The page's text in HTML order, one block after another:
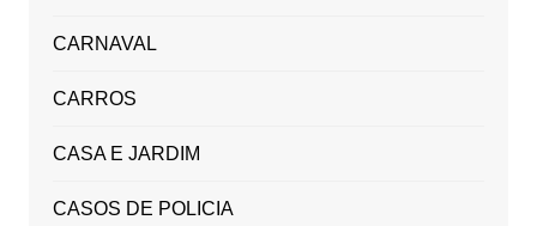
CARNAVAL
CARROS
CASA E JARDIM
CASOS DE POLICIA